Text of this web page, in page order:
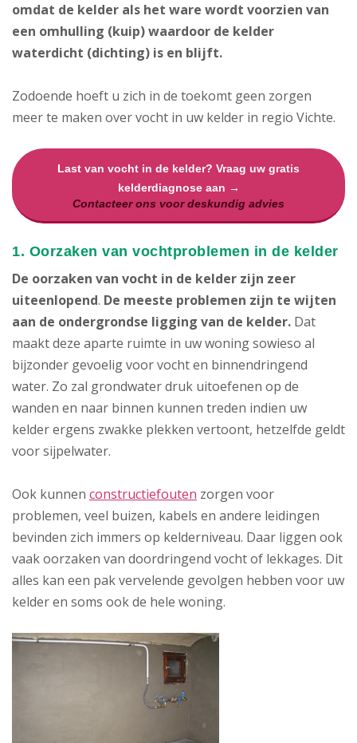
omdat de kelder als het ware wordt voorzien van
een omhulling (kuip) waardoor de kelder
waterdicht (dichting) is en blijft.
Zodoende hoeft u zich in de toekomt geen zorgen
meer te maken over vocht in uw kelder in regio Vichte.
Last van vocht in de kelder? Vraag uw gratis
kelderdiagnose aan →
Contacteer ons voor deskundig advies
1. Oorzaken van vochtproblemen in de kelder
De oorzaken van vocht in de kelder zijn zeer
uiteenlopend. De meeste problemen zijn te wijten
aan de ondergrondse ligging van de kelder. Dat
maakt deze aparte ruimte in uw woning sowieso al
bijzonder gevoelig voor vocht en binnendringend
water. Zo zal grondwater druk uitoefenen op de
wanden en naar binnen kunnen treden indien uw
kelder ergens zwakke plekken vertoont, hetzelfde geldt
voor sijpelwater.
Ook kunnen constructiefouten zorgen voor
problemen, veel buizen, kabels en andere leidingen
bevinden zich immers op kelderniveau. Daar liggen ook
vaak oorzaken van doordringend vocht of lekkages. Dit
alles kan een pak vervelende gevolgen hebben voor uw
kelder en soms ook de hele woning.